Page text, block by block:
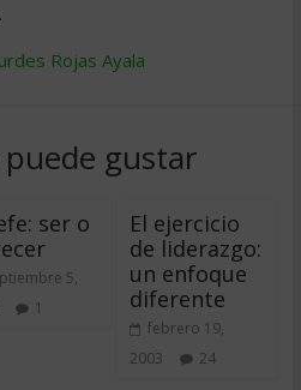
Rojas Ayala
gustar
ser o
5,
1
El ejercicio
de liderazgo:
un enfoque
diferente
febrero 19,
2003
24